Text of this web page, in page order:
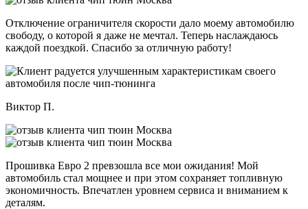
Отключение ограничителя скорости дало моему автомобилю
свободу, о которой я даже не мечтал. Теперь наслаждаюсь
каждой поездкой. Спасибо за отличную работу!
Виктор П.
Прошивка Евро 2 превзошла все мои ожидания! Мой
автомобиль стал мощнее и при этом сохраняет топливную
экономичность. Впечатлен уровнем сервиса и вниманием к
деталям.